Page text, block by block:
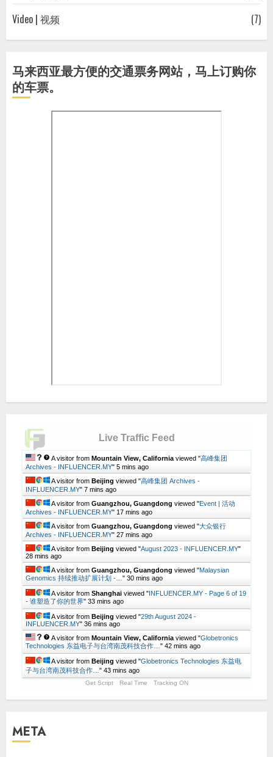
Video | 视频
(7)
马来西亚最方便的交通票务网站，马上订购你
的车票。
Live Traffic Feed
A visitor from Mountain View, California viewed "高峰集团
Archives - INFLUENCER.MY" 5 mins ago
A visitor from Beijing viewed "高峰集团 Archives -
INFLUENCER.MY" 7 mins ago
A visitor from Guangzhou, Guangdong viewed "Event | 活动
Archives - INFLUENCER.MY" 17 mins ago
A visitor from Guangzhou, Guangdong viewed "大众银行
Archives - INFLUENCER.MY" 27 mins ago
A visitor from Beijing viewed "August 2023 - INFLUENCER.MY"
28 mins ago
A visitor from Guangzhou, Guangdong viewed "Malaysian
Genomics 持续推动扩展计划 -… " 30 mins ago
A visitor from Shanghai viewed "INFLUENCER.MY - Page 6 of 19
- 谁塑造了你的世界" 33 mins ago
A visitor from Beijing viewed "29th August 2024 -
INFLUENCER.MY" 36 mins ago
A visitor from Mountain View, California viewed "Globetronics
Technologies 东益电子与台湾南茂科技合作… " 42 mins ago
A visitor from Beijing viewed "Globetronics Technologies 东益电
子与台湾南茂科技合作… " 43 mins ago
Get Script Real Time Tracking ON
META